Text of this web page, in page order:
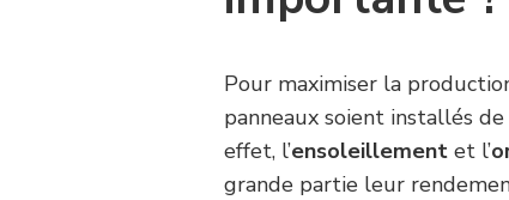
Pour maximiser la
panneaux soient installés
effet, l’ensoleillement et l’
grande partie leur